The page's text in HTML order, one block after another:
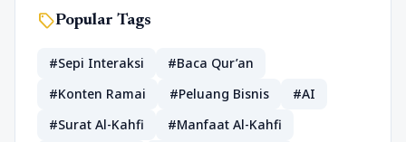
sellPopular Tags
#Sepi Interaksi
#Baca Qur’an
#Konten Ramai
#Peluang Bisnis
#AI
#Surat Al-Kahfi
#Manfaat Al-Kahfi